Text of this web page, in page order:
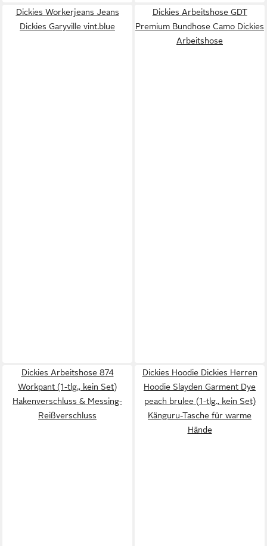
Dickies Workerjeans Jeans
Dickies Garyville vint.blue
Dickies Arbeitshose GDT
Premium Bundhose Camo Dickies
Arbeitshose
Dickies Arbeitshose 874
Workpant (1-tlg., kein Set)
Hakenverschluss & Messing-
Reißverschluss
Dickies Hoodie Dickies Herren
Hoodie Slayden Garment Dye
peach brulee (1-tlg., kein Set)
Känguru-Tasche für warme
Hände